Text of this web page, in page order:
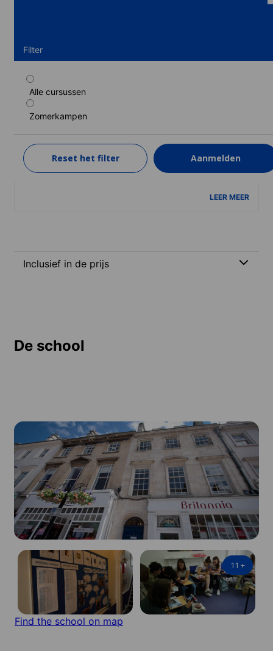
Filter
Alle cursussen
Zomerkampen
Reset het filter Aanmelden
Standaard programma Engels (gastgezin)
(12-17 jaren)
1 week van
960 EUR
LEER MEER
Inclusief in de prijs
De school
11 +
Find the school on map